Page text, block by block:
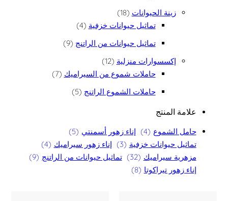
زينة الحيوانات
1818 منتج
تماثيل حيوانات خزفية
44 منتجات
تماثيل حيوانات من الراتنج
99 منتجات
إكسسوارات منزلية
1212 منتج
حاملات شموع من السيراميك
77 منتجات
حاملات الشموع الراتنج
55 منتجات
علامة المنتج
حامل الشموع (4) إناء زهور أسمنتي (5)
تماثيل حيوانات خزفية (3) إناء زهور سيراميك (4)
مزهرية سيراميك (32) تماثيل حيوانات من الراتنج (9)
إناء زهور تيراكوتا (8)